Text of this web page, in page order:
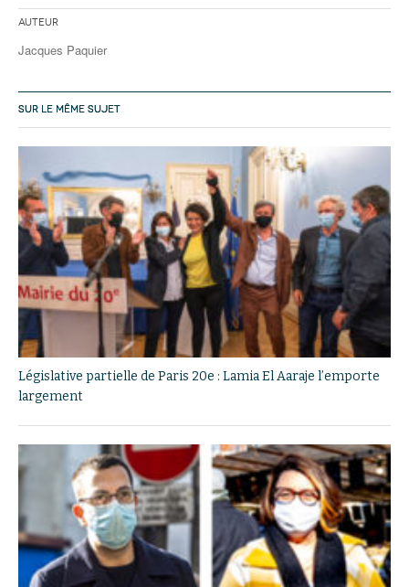
Auteur
Jacques Paquier
SUR LE MÊME SUJET
Législative partielle de Paris 20e : Lamia El Aaraje l’emporte
largement